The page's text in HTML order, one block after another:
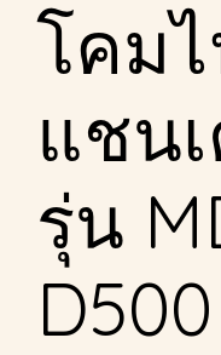
โคม
แชน
รุ่น
D500